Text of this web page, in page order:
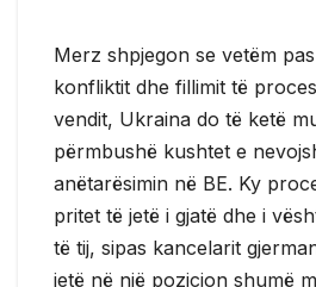
Merz shpjegon se vetëm
konfliktit dhe fillimit të
vendit, Ukraina do të ketë
përmbushë kushtet e
anëtarësimin në BE. Ky
pritet të jetë i gjatë dhe i
të tij, sipas kancelarit
jetë në një pozicion shumë